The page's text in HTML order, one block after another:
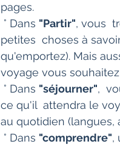
pages.
° Dans "Partir", vous
petites  choses à
qu'emportez). Mais
voyage vous
° Dans "séjourner",
ce qu'il  attendra le
au quotidien (langues,
° Dans "comprendre",